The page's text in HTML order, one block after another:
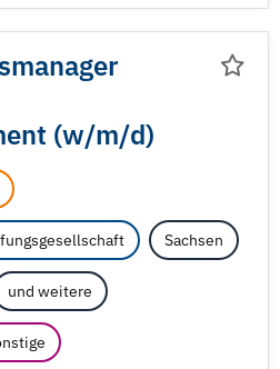
(w/m/d)
Sachsen
und weitere